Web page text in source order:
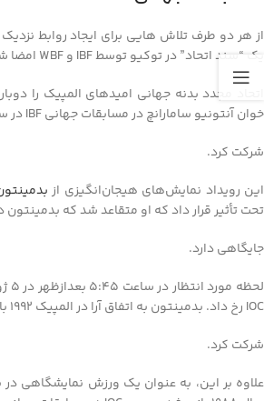
یک “سند اتحاد” در توکیو توسط IBF و WBF امضا شد.
خوان آنتونیو سامارانچ در مسابقات جهانی IBF در سال 1983
شرکت کرد.
این رویداد نمایش‌های هیجان‌انگیزی از
تحت تأثیر قرار داد که او متقاعد شد که بدمینتون
جایگاهی دارد.
IOC رخ داد. بدمینتون به اتفاق آرا در المپیک 1992 بارسلون
شرکت کرد.
علاوه بر این، به عنوان یک ورزش نمایشگاهی